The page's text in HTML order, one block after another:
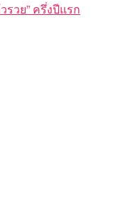
วย” ครึ่งปีแรก